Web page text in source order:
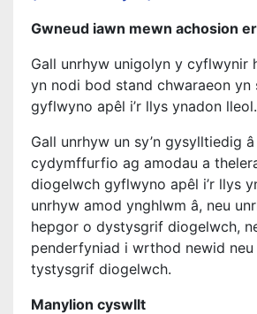
Gwneud iawn mewn achosion
Gall unrhyw unigolyn y cyflwynir
yn nodi bod stand chwaraeon yn
gyflwyno apêl i’r llys ynadon lleol.
Gall unrhyw un sy’n gysylltiedig
cydymffurfio ag amodau a
diogelwch gyflwyno apêl i’r llys
unrhyw amod ynghlwm â, neu
hepgor o dystysgrif diogelwch,
penderfyniad i wrthod newid neu
tystysgrif diogelwch.
Manylion cyswllt